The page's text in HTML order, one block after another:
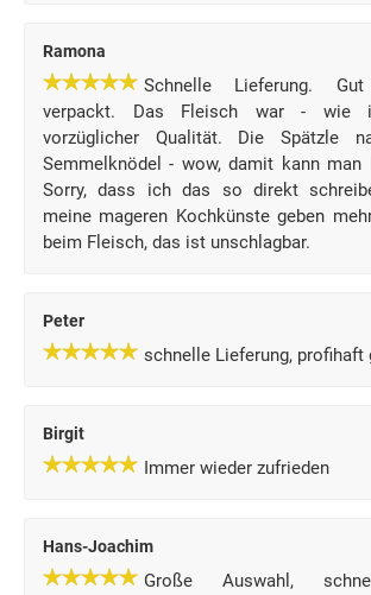
Ramona
Schnelle Lieferung.
verpackt. Das Fleisch war - wie
vorzüglicher Qualität. Die Spätzle
Semmelknödel - wow, damit kann man
Sorry, dass ich das so direkt
meine mageren Kochkünste geben
beim Fleisch, das ist unschlagbar.
Peter
schnelle Lieferung, profihaft
Birgit
Immer wieder zufrieden
Hans-Joachim
Große Auswahl,